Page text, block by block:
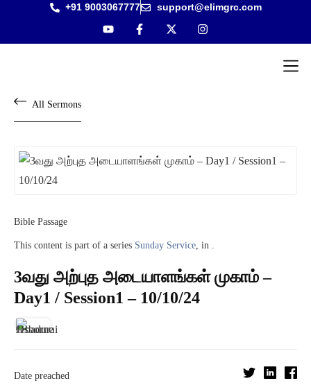
+91 9003067777 support@elimgrc.com
All Sermons
Bible Passage
This content is part of a series Sunday Service , in .
3வது அற்புத அடையாளங்கள் முகாம் –
Day1 / Session1 – 10/10/24
Date preached